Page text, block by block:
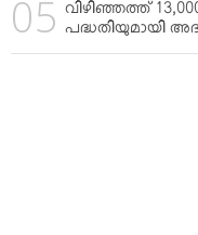
വിഴിഞ്ഞത്ത്
പദ്ധതിയുമായി